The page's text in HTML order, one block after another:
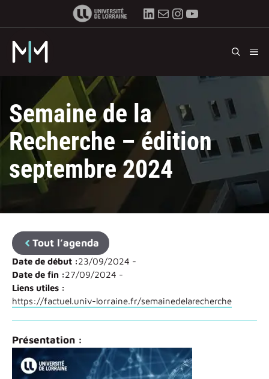
LinkedIn
E-mailInstagram
YouTube
Semaine de la
Recherche – édition
septembre 2024
Tout l’agenda
Date de début :23/09/2024 -
Date de fin :27/09/2024 -
Liens utiles :
https://factuel.univ-lorraine.fr/semainedelarecherche
Présentation :